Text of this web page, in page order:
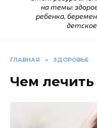
на темы:
ребенка,
ГЛАВНАЯ » ЗДОРОВЬЕ
Чем